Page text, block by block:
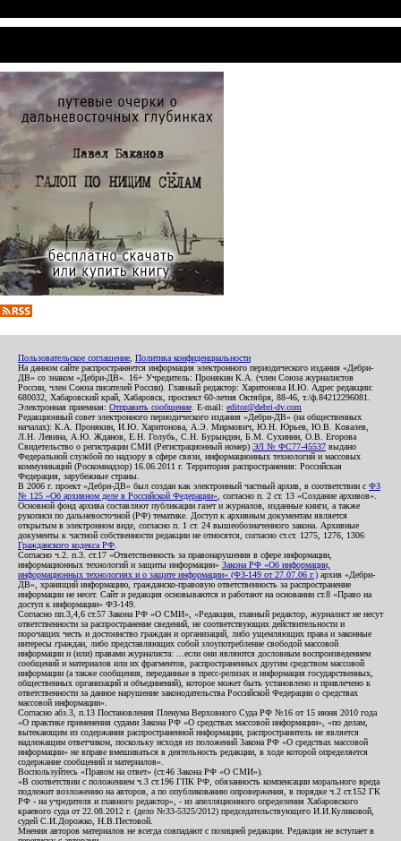
Пользовательское соглашение Политика конфиденциальности
На данном сайте распространяется информация электронного периодического издания «Дебри-
ДВ» со знаком «Дебри-ДВ». 16+ Учредитель: Пронякин К.А. (член Союза журналистов
России, член Союза писателей России). Главный редактор: Харитонова И.Ю. Адрес редакции:
680032, Хабаровский край, Хабаровск, проспект 60-летия Октября, 88-46, т./ф.84212296081.
Электронная приемная: Отправить сообщение . E-mail: editor@debri-dv.com
Редакционный совет электронного периодического издания «Дебри-ДВ» (на общественных
началах): К.А. Пронякин, И.Ю. Харитонова, А.Э. Мирмович, Ю.Н. Юрьев, Ю.В. Ковалев,
Л.Н. Левина, А.Ю. Жданов, Е.Н. Голубь, С.Н. Бурындин, Б.М. Сухинин, О.В. Егорова
Свидетельство о регистрации СМИ (Регистрационный номер) ЭЛ № ФС77-45537 выдано
Федеральной службой по надзору в сфере связи, информационных технологий и массовых
коммуникаций (Роскомнадзор) 16.06.2011 г. Территория распространения: Российская
Федерация, зарубежные страны.
В 2006 г. проект «Дебри-ДВ» был создан как электронный частный архив, в соответствии с ФЗ
№ 125 «Об архивном деле в Российской Федерации» , согласно п. 2 ст. 13 «Создание архивов».
Основной фонд архива составляют публикации газет и журналов, изданные книги, а также
рукописи по дальневосточной (РФ) тематике. Доступ к архивным документам является
открытым в электронном виде, согласно п. 1 ст. 24 вышеобозначенного закона. Архивные
документы к частной собственности редакции не относятся, согласно ст.ст. 1275, 1276, 1306
Гражданского кодекса РФ
Согласно ч.2. п.3. ст.17 «Ответственность за правонарушения в сфере информации,
информационных технологий и защиты информации» Закона РФ «Об информации,
информационных технологиях и о защите информации» (ФЗ-149 от 27.07.06 г.) архив «Дебри-
ДВ», хранящий информацию, гражданско-правовую ответственность за распространение
информации не несет. Сайт и редакция основываются и работают на основании ст.8 «Право на
доступ к информации» ФЗ-149.
Согласно пп.3,4,6 ст.57 Закона РФ «О СМИ», «Редакция, главный редактор, журналист не несут
ответственности за распространение сведений, не соответствующих действительности и
порочащих честь и достоинство граждан и организаций, либо ущемляющих права и законные
интересы граждан, либо представляющих собой злоупотребление свободой массовой
информации и (или) правами журналиста: ...если они являются дословным воспроизведением
сообщений и материалов или их фрагментов, распространенных другим средством массовой
информации (а также сообщения, переданные в пресс-релизах и информация государственных,
общественных организаций и объединений), которое может быть установлено и привлечено к
ответственности за данное нарушение законодательства Российской Федерации о средствах
массовой информации».
Согласно абз.3, п.13 Постановления Пленума Верховного Суда РФ №16 от 15 июня 2010 года
«О практике применения судами Закона РФ «О средствах массовой информации», «по делам,
вытекающим из содержания распространенной информации, распространитель не является
надлежащим ответчиком, поскольку исходя из положений Закона РФ «О средствах массовой
информации» не вправе вмешиваться в деятельность редакции, в ходе которой определяется
содержание сообщений и материалов».
Воспользуйтесь «Правом на ответ» (ст.46 Закона РФ «О СМИ»).
«В соответствии с положением ч.3 ст.196 ГПК РФ, обязанность компенсации морального вреда
подлежит возложению на авторов, а по опубликованию опровержения, в порядке ч.2 ст.152 ГК
РФ - на учредителя и главного редактор», - из апелляционного определения Хабаровского
краевого суда от 22.08.2012 г. (дело №33-5325/2012) председательствующего И.И.Куликовой,
судей С.И.Дорожко, Н.В.Пестовой.
Мнения авторов материалов не всегда совпадают с позицией редакции. Редакция не вступает в